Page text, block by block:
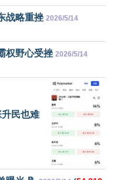
战略重挫 2026/5/14
权野心受挫 2026/5/14
民也难